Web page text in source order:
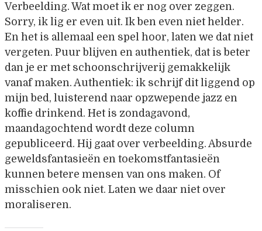
Verbeelding. Wat moet ik er nog over zeggen.
Sorry, ik lig er even uit. Ik ben even niet helder.
En het is allemaal een spel hoor, laten we dat niet
vergeten. Puur blijven en authentiek, dat is beter
dan je er met schoonschrijverij gemakkelijk
vanaf maken. Authentiek: ik schrijf dit liggend op
mijn bed, luisterend naar opzwepende jazz en
koffie drinkend. Het is zondagavond,
maandagochtend wordt deze column
gepubliceerd. Hij gaat over verbeelding. Absurde
geweldsfantasieën en toekomstfantasieën
kunnen betere mensen van ons maken. Of
misschien ook niet. Laten we daar niet over
moraliseren.